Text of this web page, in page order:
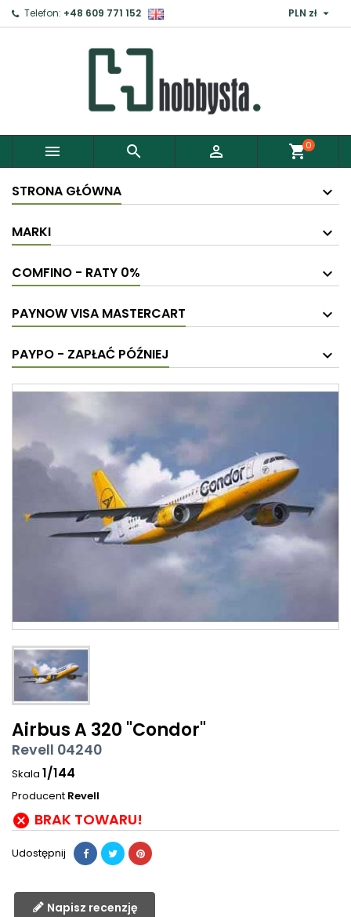
Telefon: +48 609 771 152 PLN zł 
   shopping_cart0
STRONA GŁÓWNA
MARKI
COMFINO - RATY 0%
PAYNOW VISA MASTERCART
PAYPO - ZAPŁAĆ PÓŹNIEJ
Airbus A 320 "Condor"
Revell 04240
Skala 1/144
Producent Revell
 BRAK TOWARU!
Udostępnij
Napisz recenzję